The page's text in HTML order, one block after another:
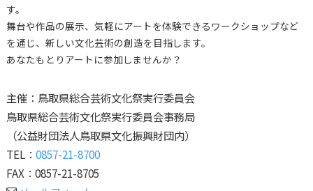
す。
舞台や作品の展示、気軽にアートを体験できるワークショップなど
を通じ、 新しい文化芸術の創造を目指します。
あなたもとりアートに参加しませんか？
主催：鳥取県総合芸術文化祭実行委員会
鳥取県総合芸術文化祭実行委員会事務局
（公益財団法人鳥取県文化振興財団内）
TEL： 0857-21-8700
FAX：0857-21-8705